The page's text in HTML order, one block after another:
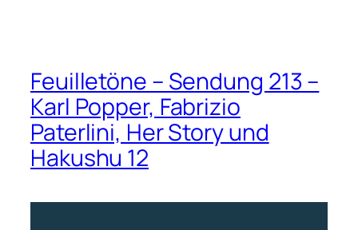
Feuilletöne – Sendung 213 –
Karl Popper, Fabrizio
Paterlini, Her Story und
Hakushu 12